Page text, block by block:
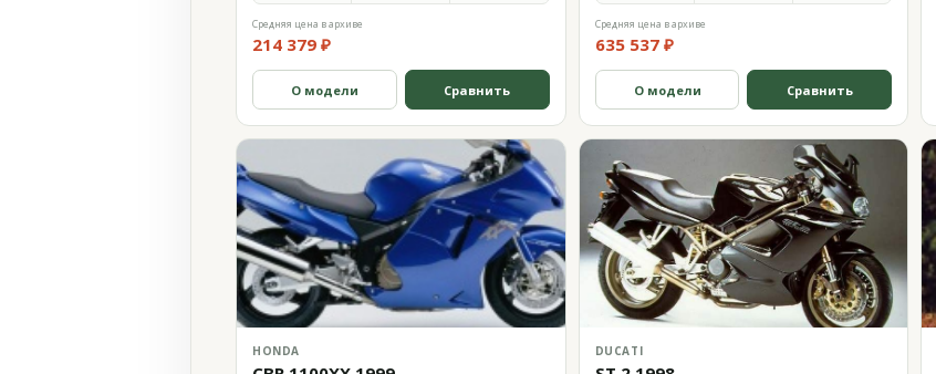
Средняя цена в архиве
214 379 ₽
О модели Сравнить
Средняя цена в архиве
635 537 ₽
О модели Сравнить
HONDA DUCATI